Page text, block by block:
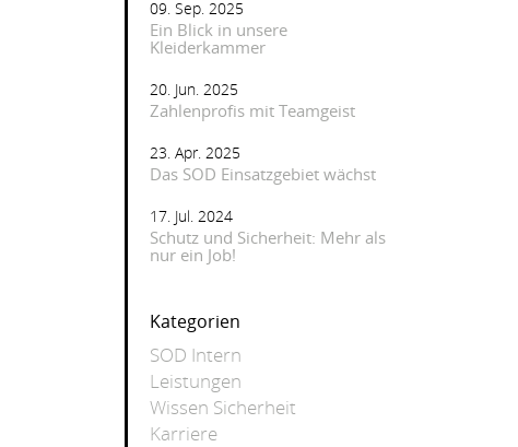
09. Sep. 2025
Ein Blick in unsere
Kleiderkammer
20. Jun. 2025
Zahlenprofis mit Teamgeist
23. Apr. 2025
Das SOD Einsatzgebiet wächst
17. Jul. 2024
Schutz und Sicherheit: Mehr als
nur ein Job!
Kategorien
SOD Intern
Leistungen
Wissen Sicherheit
Karriere